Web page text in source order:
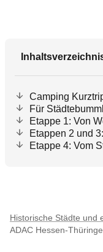
Camping
Für
Etappe 1: Von
Etappen 2 und
Etappe 4: Vom
Historische Städte und
ADAC Hessen-